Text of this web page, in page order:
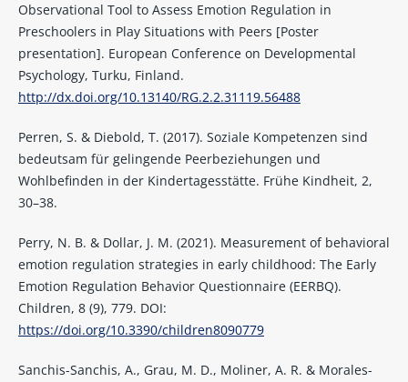
Observational Tool to Assess Emotion Regulation in
Preschoolers in Play Situations with Peers [Poster
presentation]. European Conference on Developmental
Psychology, Turku, Finland.
http://dx.doi.org/10.13140/RG.2.2.31119.56488
Perren, S. & Diebold, T. (2017). Soziale Kompetenzen sind
bedeutsam für gelingende Peerbeziehungen und
Wohlbefinden in der Kindertagesstätte. Frühe Kindheit, 2,
30–38.
Perry, N. B. & Dollar, J. M. (2021). Measurement of behavioral
emotion regulation strategies in early childhood: The Early
Emotion Regulation Behavior Questionnaire (EERBQ).
Children, 8 (9), 779. DOI:
https://doi.org/10.3390/children8090779
Sanchis-Sanchis, A., Grau, M. D., Moliner, A. R. & Morales-